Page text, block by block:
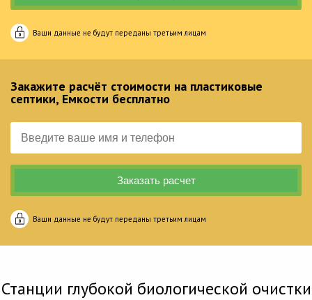
Ваши данные не будут переданы третьим лицам
Закажите расчёт стоимости на пластиковые
септики, Емкости бесплатно
Ваши данные не будут переданы третьим лицам
Станции глубокой биологической очистки